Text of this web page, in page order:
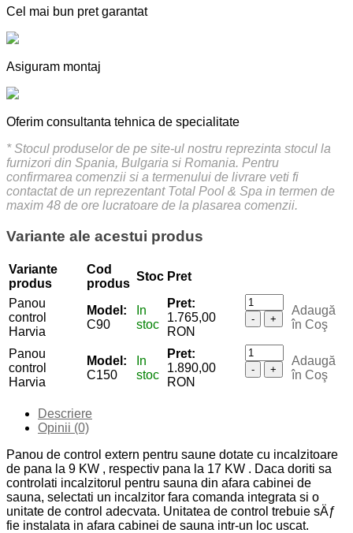
Cel mai bun pret garantat
Asiguram montaj
Oferim consultanta tehnica de specialitate
* Stocul produselor de pe site-ul nostru reprezinta stocul la
furnizori din Spania, Bulgaria si Romania. Pentru
confirmarea comenzii si a termenului de livrare veti fi
contactat de un reprezentant Total Pool & Spa in termen de
maxim 48 de ore lucratoare de la plasarea comenzii.
Variante ale acestui produs
Variante
produs
Cod
produs
Stoc Pret
Panou
control
Harvia
Model:
C90
In
stoc
Pret:
1.765,00
RON
- +
Adaugă
în Coş
Panou
control
Harvia
Model:
C150
In
stoc
Pret:
1.890,00
RON
- +
Adaugă
în Coş
Descriere
Opinii (0)
Panou de control extern pentru saune dotate cu incalzitoare
de pana la 9 KW , respectiv pana la 17 KW . Daca doriti sa
controlati incalzitorul pentru sauna din afara cabinei de
sauna, selectati un incalzitor fara comanda integrata si o
unitate de control adecvata. Unitatea de control trebuie sÄƒ
fie instalata in afara cabinei de sauna intr-un loc uscat.